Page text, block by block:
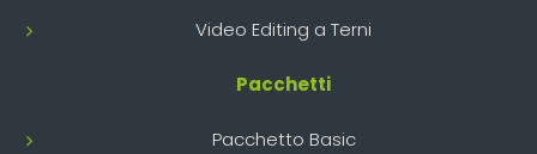
Video Editing a Terni
Pacchetti
Pacchetto Basic